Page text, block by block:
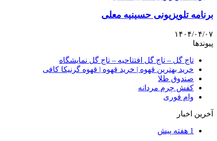
برنامه تلویزیونی حسینیه معلی
۱۴۰۴/۰۴/۰۷
پیوندها
تاج گل – تاج گل افتتاحیه – تاج گل نمایشگاه
خرید بهترین قهوه | خرید قهوه | قهوه گرنیکا کافی
صندوق طلا
کفش چرم مردانه
وام فوری
آخرین اخبار
1 هفته پیش